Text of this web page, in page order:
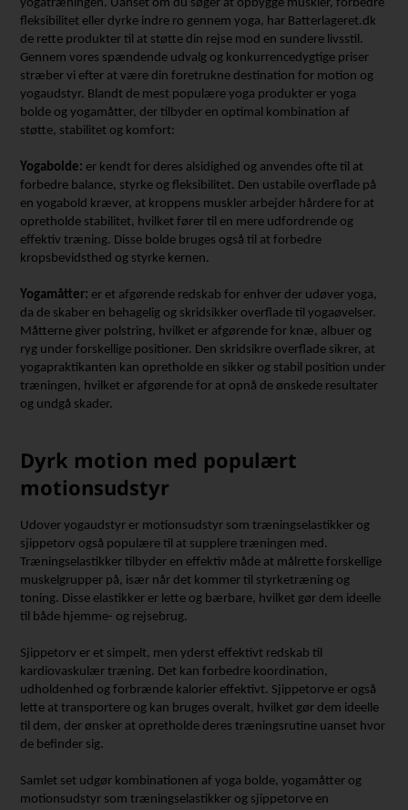
yogatræningen. Uanset om du søger at opbygge muskler, forbedre
fleksibilitet eller dyrke indre ro gennem yoga, har Batterlageret.dk
de rette produkter til at støtte din rejse mod en sundere livsstil.
Gennem vores spændende udvalg og konkurrencedygtige priser
stræber vi efter at være din foretrukne destination for motion og
yogaudstyr. Blandt de mest populære yoga produkter er yoga
bolde og yogamåtter, der tilbyder en optimal kombination af
støtte, stabilitet og komfort:
Yogabolde: er kendt for deres alsidighed og anvendes ofte til at
forbedre balance, styrke og fleksibilitet. Den ustabile overflade på
en yogabold kræver, at kroppens muskler arbejder hårdere for at
opretholde stabilitet, hvilket fører til en mere udfordrende og
effektiv træning. Disse bolde bruges også til at forbedre
kropsbevidsthed og styrke kernen.
Yogamåtter: er et afgørende redskab for enhver der udøver yoga,
da de skaber en behagelig og skridsikker overflade til yogaøvelser.
Måtterne giver polstring, hvilket er afgørende for knæ, albuer og
ryg under forskellige positioner. Den skridsikre overflade sikrer, at
yogapraktikanten kan opretholde en sikker og stabil position under
træningen, hvilket er afgørende for at opnå de ønskede resultater
og undgå skader.
Dyrk motion med populært
motionsudstyr
Udover yogaudstyr er motionsudstyr som træningselastikker og
sjippetorv også populære til at supplere træningen med.
Træningselastikker tilbyder en effektiv måde at målrette forskellige
muskelgrupper på, især når det kommer til styrketræning og
toning. Disse elastikker er lette og bærbare, hvilket gør dem ideelle
til både hjemme- og rejsebrug.
Sjippetorv er et simpelt, men yderst effektivt redskab til
kardiovaskulær træning. Det kan forbedre koordination,
udholdenhed og forbrænde kalorier effektivt. Sjippetorve er også
lette at transportere og kan bruges overalt, hvilket gør dem ideelle
til dem, der ønsker at opretholde deres træningsrutine uanset hvor
de befinder sig.
Samlet set udgør kombinationen af yoga bolde, yogamåtter og
motionsudstyr som træningselastikker og sjippetorve en